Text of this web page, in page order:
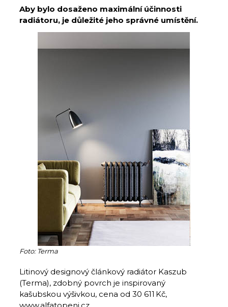
Aby bylo dosaženo maximální účinnosti
radiátoru, je důležité jeho správné umístění.
Foto: Terma
Litinový designový článkový radiátor Kaszub
(Terma), zdobný povrch je inspirovaný
kašubskou výšivkou, cena od 30 611 Kč,